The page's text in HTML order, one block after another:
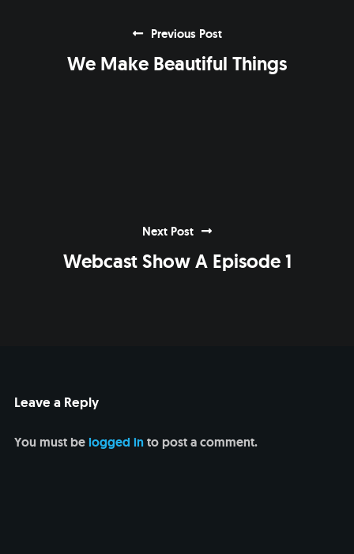
Previous Post
We Make Beautiful Things
Next Post
Webcast Show A Episode 1
Leave a Reply
You must belogged into post a comment.